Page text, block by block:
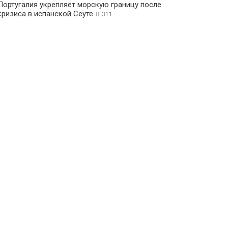
укрепляет морскую границу после
в испанской Сеуте
311